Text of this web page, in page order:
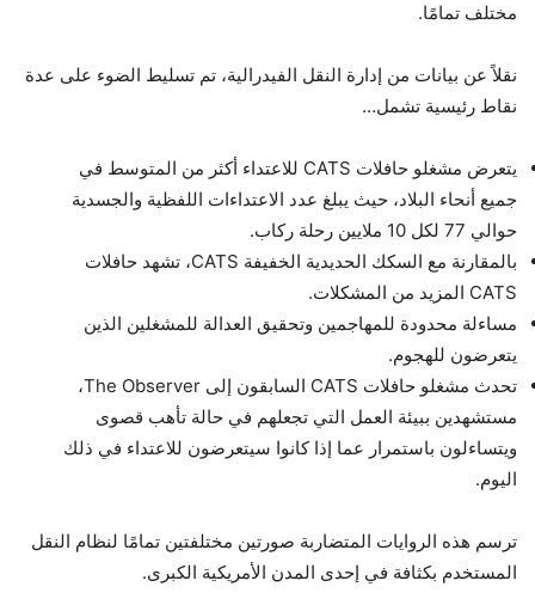
مختلف تمامًا.
نقلاً عن بيانات من إدارة النقل الفيدرالية، تم تسليط الضوء على عدة
نقاط رئيسية تشمل…
يتعرض مشغلو حافلات CATS للاعتداء أكثر من المتوسط ​​في
جميع أنحاء البلاد، حيث يبلغ عدد الاعتداءات اللفظية والجسدية
حوالي 77 لكل 10 ملايين رحلة ركاب.
بالمقارنة مع السكك الحديدية الخفيفة CATS، تشهد حافلات
CATS المزيد من المشكلات.
مساءلة محدودة للمهاجمين وتحقيق العدالة للمشغلين الذين
يتعرضون للهجوم.
تحدث مشغلو حافلات CATS السابقون إلى The Observer،
مستشهدين ببيئة العمل التي تجعلهم في حالة تأهب قصوى
ويتساءلون باستمرار عما إذا كانوا سيتعرضون للاعتداء في ذلك
اليوم.
ترسم هذه الروايات المتضاربة صورتين مختلفتين تمامًا لنظام النقل
المستخدم بكثافة في إحدى المدن الأمريكية الكبرى.